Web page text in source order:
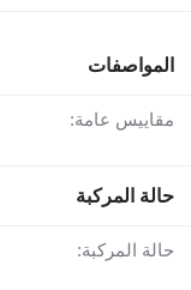
المواصفات
مقاييس عامة:
حالة المركبة
حالة المركبة: